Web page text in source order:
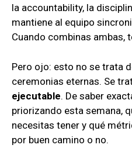
la accountability, la
mantiene al equipo
Cuando combinas ambas,
Pero ojo: esto no se trata
ceremonias eternas. Se
ejecutable. De saber
priorizando esta semana,
necesitas tener y qué
por buen camino o no.